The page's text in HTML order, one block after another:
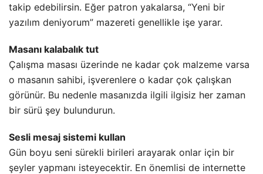
takip edebilirsin. Eğer patron yakalarsa, “Yeni bir
yazılım deniyorum” mazereti genellikle işe yarar.
Masanı kalabalık tut
Çalışma masası üzerinde ne kadar çok malzeme varsa
o masanın sahibi, işverenlere o kadar çok çalışkan
görünür. Bu nedenle masanızda ilgili ilgisiz her zaman
bir sürü şey bulundurun.
Sesli mesaj sistemi kullan
Gün boyu seni sürekli birileri arayarak onlar için bir
şeyler yapmanı isteyecektir. En önemlisi de internette